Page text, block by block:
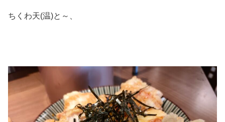
ちくわ天(温)と～、